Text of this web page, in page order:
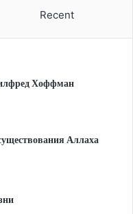
Recent
Хоффман
Аллаха